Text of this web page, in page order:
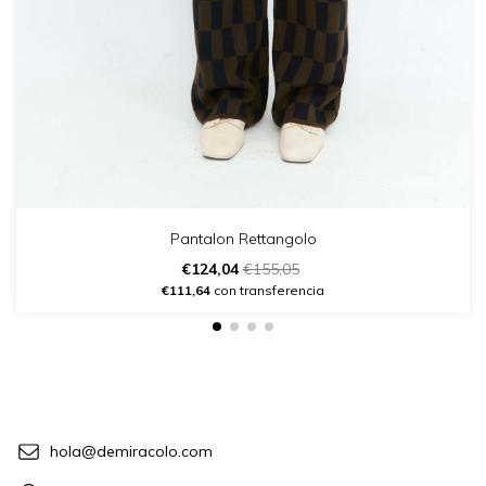
Pantalon Rettangolo
€124,04€155,05
€111,64 con transferencia
hola@demiracolo.com